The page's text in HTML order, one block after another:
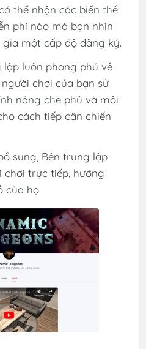
thể nhận các biến thể
phí nào mà bạn nhìn
một cấp độ đăng ký.
luôn phong phú về
chơi của bạn sử
năng che phủ và môi
cách tiếp cận chiến
sung, Bên trung lập
chơi trực tiếp, hướng
của họ.